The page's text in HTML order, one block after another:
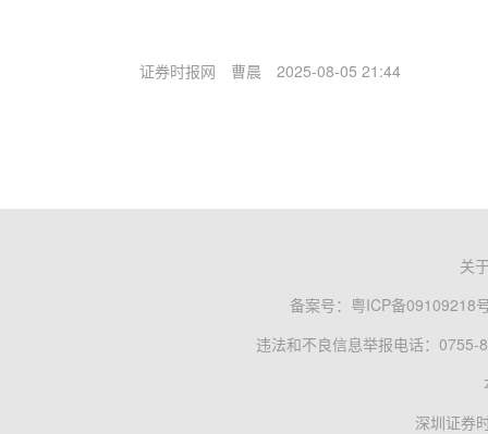
证券时报网 曹晨 2025-08-05 21:44
关
备案号： 粤ICP备09109218
违法和不良信息举报电话：0755-
深圳证券